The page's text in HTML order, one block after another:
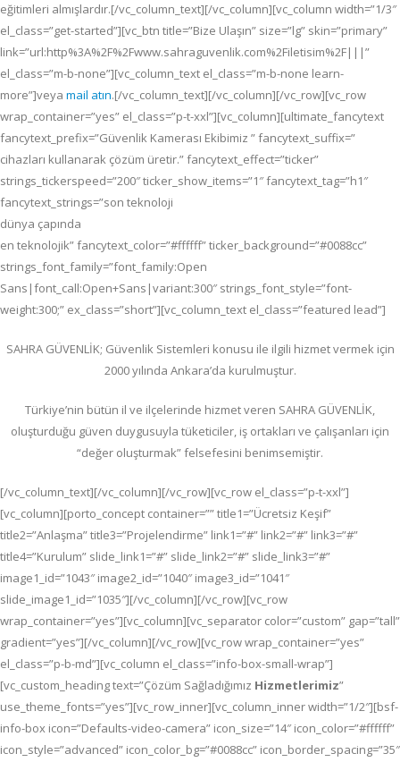
eğitimleri almışlardır.[/vc_column_text][/vc_column][vc_column width=”1/3″
el_class=”get-started”][vc_btn title=”Bize Ulaşın” size=”lg” skin=”primary”
link=”url:http%3A%2F%2Fwww.sahraguvenlik.com%2Filetisim%2F|||”
el_class=”m-b-none”][vc_column_text el_class=”m-b-none learn-
more”]veya mail atın.[/vc_column_text][/vc_column][/vc_row][vc_row
wrap_container=”yes” el_class=”p-t-xxl”][vc_column][ultimate_fancytext
fancytext_prefix=”Güvenlik Kamerası Ekibimiz ” fancytext_suffix=”
cihazları kullanarak çözüm üretir.” fancytext_effect=”ticker”
strings_tickerspeed=”200″ ticker_show_items=”1″ fancytext_tag=”h1″
fancytext_strings=”son teknoloji
dünya çapında
en teknolojik” fancytext_color=”#ffffff” ticker_background=”#0088cc”
strings_font_family=”font_family:Open
Sans|font_call:Open+Sans|variant:300″ strings_font_style=”font-
weight:300;” ex_class=”short”][vc_column_text el_class=”featured lead”]
SAHRA GÜVENLİK; Güvenlik Sistemleri konusu ile ilgili hizmet vermek için
2000 yılında Ankara’da kurulmuştur.
Türkiye’nin bütün il ve ilçelerinde hizmet veren SAHRA GÜVENLİK,
oluşturduğu güven duygusuyla tüketiciler, iş ortakları ve çalışanları için
“değer oluşturmak” felsefesini benimsemiştir.
[/vc_column_text][/vc_column][/vc_row][vc_row el_class=”p-t-xxl”]
[vc_column][porto_concept container=”” title1=”Ücretsiz Keşif”
title2=”Anlaşma” title3=”Projelendirme” link1=”#” link2=”#” link3=”#”
title4=”Kurulum” slide_link1=”#” slide_link2=”#” slide_link3=”#”
image1_id=”1043″ image2_id=”1040″ image3_id=”1041″
slide_image1_id=”1035″][/vc_column][/vc_row][vc_row
wrap_container=”yes”][vc_column][vc_separator color=”custom” gap=”tall”
gradient=”yes”][/vc_column][/vc_row][vc_row wrap_container=”yes”
el_class=”p-b-md”][vc_column el_class=”info-box-small-wrap”]
[vc_custom_heading text=”Çözüm Sağladığımız Hizmetlerimiz”
use_theme_fonts=”yes”][vc_row_inner][vc_column_inner width=”1/2″][bsf-
info-box icon=”Defaults-video-camera” icon_size=”14″ icon_color=”#ffffff”
icon_style=”advanced” icon_color_bg=”#0088cc” icon_border_spacing=”35″